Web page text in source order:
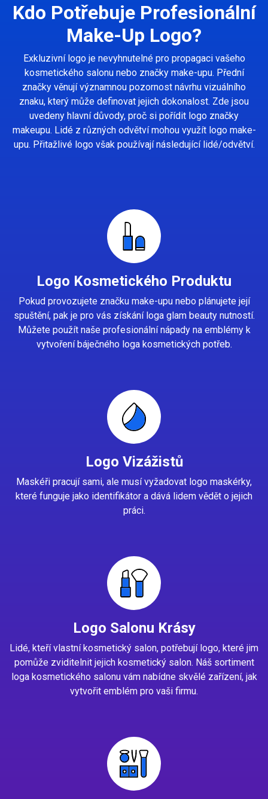
Kdo Potřebuje Profesionální
Make-Up Logo?
Exkluzivní logo je nevyhnutelné pro propagaci vašeho
kosmetického salonu nebo značky make-upu. Přední
značky věnují významnou pozornost návrhu vizuálního
znaku, který může definovat jejich dokonalost. Zde jsou
uvedeny hlavní důvody, proč si pořídit logo značky
makeupu. Lidé z různých odvětví mohou využít logo make-
upu. Přitažlivé logo však používají následující lidé/odvětví.
Logo Kosmetického Produktu
Pokud provozujete značku make-upu nebo plánujete její
spuštění, pak je pro vás získání loga glam beauty nutností.
Můžete použít naše profesionální nápady na emblémy k
vytvoření báječného loga kosmetických potřeb.
Logo Vizážistů
Maskéři pracují sami, ale musí vyžadovat logo maskérky,
které funguje jako identifikátor a dává lidem vědět o jejich
práci.
Logo Salonu Krásy
Lidé, kteří vlastní kosmetický salon, potřebují logo, které jim
pomůže zviditelnit jejich kosmetický salon. Náš sortiment
loga kosmetického salonu vám nabídne skvělé zařízení, jak
vytvořit emblém pro vaši firmu.